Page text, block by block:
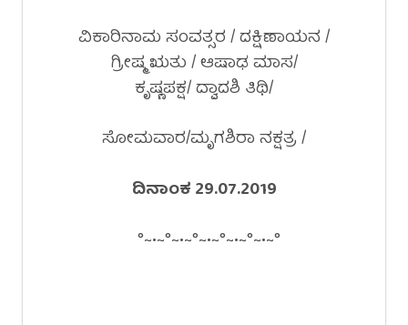
ವಿಕಾರಿನಾಮ ಸಂವತ್ಸರ / ದಕ್ಷಿಣಾಯನ /
ಗ್ರೀಷ್ಮ ಋತು / ಆಷಾಢ ಮಾಸ/
ಕೃಷ್ಣಪಕ್ಷ/ ದ್ವಾದಶಿ ತಿಥಿ/
ಸೋಮವಾರ/ಮೃಗಶಿರಾ ನಕ್ಷತ್ರ /
ದಿನಾಂಕ 29.07.2019
°~•~°~•~°~•~°~•~°~•~°